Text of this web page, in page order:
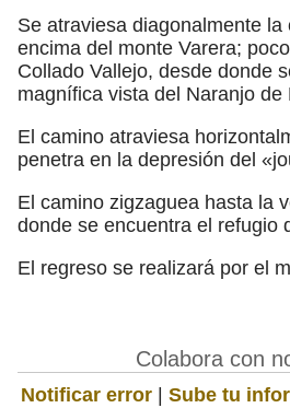
Se atraviesa diagonalmente
encima del monte Varera;
Collado Vallejo, desde donde
magnífica vista del Naranjo de
El camino atraviesa
penetra en la depresión del
El camino zigzaguea hasta la
donde se encuentra el refugio
El regreso se realizará por el
Colabora con
Notificar error | Sube tu